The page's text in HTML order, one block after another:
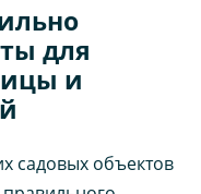
для
и
садовых объектов